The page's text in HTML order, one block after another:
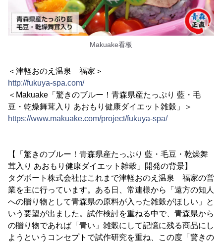
Makuake看板
＜津軽おのえ温泉 福家＞
http://fukuya-spa.com/
＜Makuake「驚きのブルー！青森県産たっぷり 藍・毛
豆・乾燥舞茸入り あおもり健康ダイエット雑穀」＞
https://www.makuake.com/project/fukuya-spa/
【「驚きのブルー！青森県産たっぷり 藍・毛豆・乾燥舞
茸入り あおもり健康ダイエット雑穀」開発の背景】
タグボート株式会社はこれまで津軽おのえ温泉 福家の営
業を主に行っています。ある日、常連様から「遠方の知人
への贈り物として青森県の原料が入った雑穀がほしい」と
いう要望が出ました。試作検討を重ねる中で、青森県から
の贈り物であれば「青い」雑穀にして記憶に残る商品にし
ようというコンセプトで試作研究を重ね、この度「驚きの